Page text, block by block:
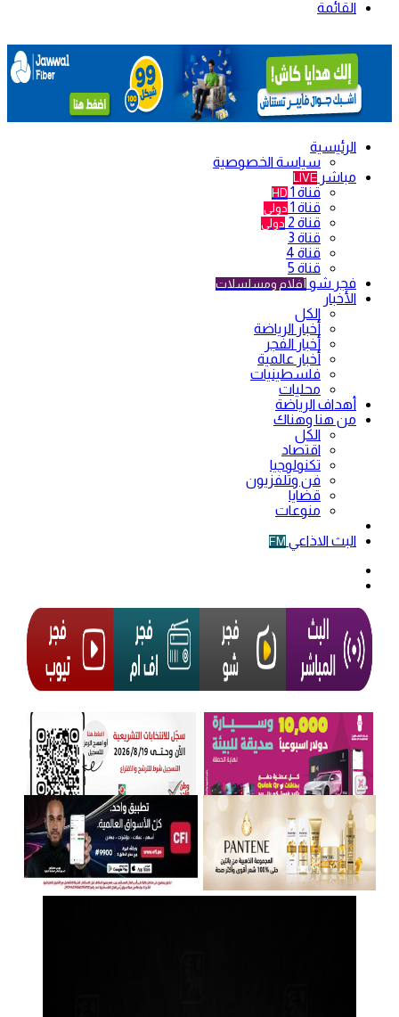
القائمة
الرئيسية
سياسة الخصوصية
مباشر LIVE
قناة 1 HD
قناة 1 دولي
قناة 2 دولي
قناة 3
قناة 4
قناة 5
فجر شو أفلام ومسلسلات
الأخبار
الكل
أخبار الرياضة
أخبار الفجر
أخبار عالمية
فلسطينيات
محليات
أهداف الرياضة
من هنا وهناك
الكل
اقتصاد
تكنولوجيا
فن وتلفزيون
قضايا
منوعات
البث الاذاعي FM